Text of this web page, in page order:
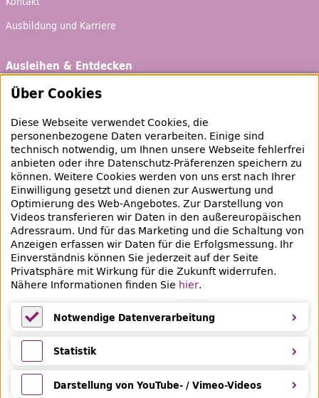
Ausbildung und Karriere
Ausleihen & Entdecken
Schaufenster
Bibliotheksausweis
Highlights
Veranstaltungen & Lernangebote
Veranstaltungsübersicht
Lern- und Beratungsangebote
Eltern & Kinder
Ferien
Medientipps und Angebote
Über Cookies
Diese Webseite verwendet Cookies, die
personenbezogene Daten verarbeiten. Einige sind
technisch notwendig, um Ihnen unsere Webseite fehlerfrei
anbieten oder ihre Datenschutz-Präferenzen speichern zu
können. Weitere Cookies werden von uns erst nach Ihrer
Einwilligung gesetzt und dienen zur Auswertung und
Optimierung desWeb-Angebotes. Zur Darstellung von
Videos transferieren wir Daten in den außereuropäischen
Adressraum. Und für das Marketing und die Schaltung von
Anzeigen erfassen wir Daten für die Erfolgsmessung. Ihr
Einverständnis können Sie jederzeit auf der Seite
Privatsphäre mit Wirkung für die Zukunft widerrufen.
Nähere Informationen finden Sie hier.
Notwendige Datenverarbeitung
Notwendige Datenverarbeitung
Statistik
StatistikDarstellung von YouTube- / Vimeo-Videos